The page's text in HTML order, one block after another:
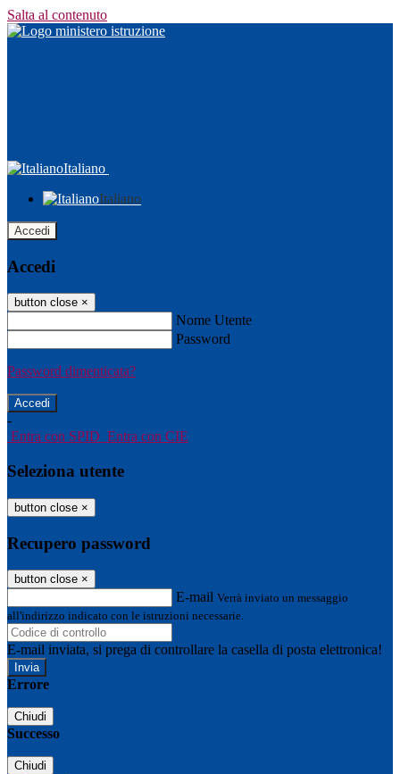
Salta al contenuto
Italiano
Italiano
Accedi
Accedi
button close ×
Nome Utente
Password
Password dimenticata?
-
Entra con SPID Entra con CIE
Seleziona utente
button close ×
Recupero password
button close ×
E-mail Verrà inviato un messaggio
all'indirizzo indicato con le istruzioni necessarie.
E-mail inviata, si prega di controllare la casella di posta elettronica!
Errore
Chiudi
Successo
Chiudi